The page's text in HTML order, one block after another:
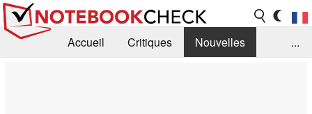
Accueil Critiques
Nouvelles
...